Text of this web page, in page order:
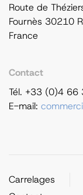
Route de
Fournès 30210
France
Contact
Tél. +33 (0)4
E-mail:
Carrelages